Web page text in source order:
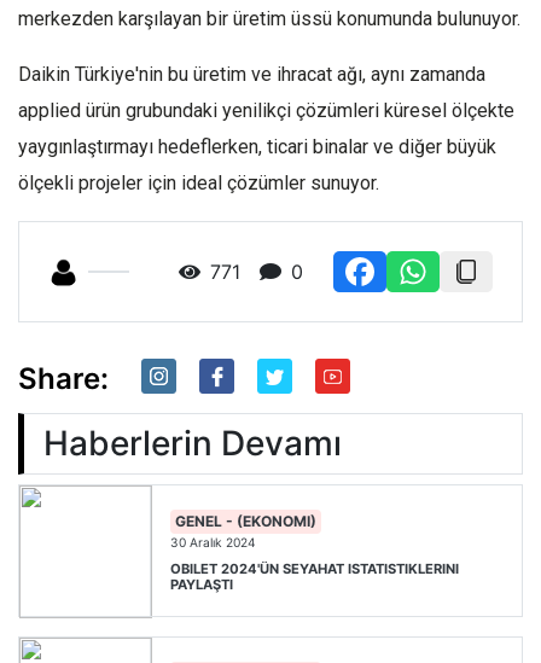
merkezden karşılayan bir üretim üssü konumunda bulunuyor.
Daikin Türkiye'nin bu üretim ve ihracat ağı, aynı zamanda
applied ürün grubundaki yenilikçi çözümleri küresel ölçekte
yaygınlaştırmayı hedeflerken, ticari binalar ve diğer büyük
ölçekli projeler için ideal çözümler sunuyor.
771 0
Share:
Haberlerin Devamı
GENEL - (EKONOMI)
30 Aralık 2024
OBILET 2024'ÜN SEYAHAT ISTATISTIKLERINI
PAYLAŞTI